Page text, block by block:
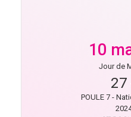
10
Jour de
27
POULE 7 -